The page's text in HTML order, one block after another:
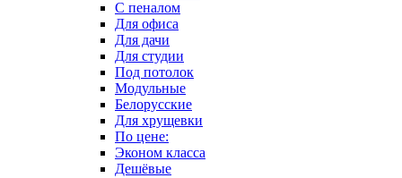
С пеналом
Для офиса
Для дачи
Для студии
Под потолок
Модульные
Белорусские
Для хрущевки
По цене:
Эконом класса
Дешёвые